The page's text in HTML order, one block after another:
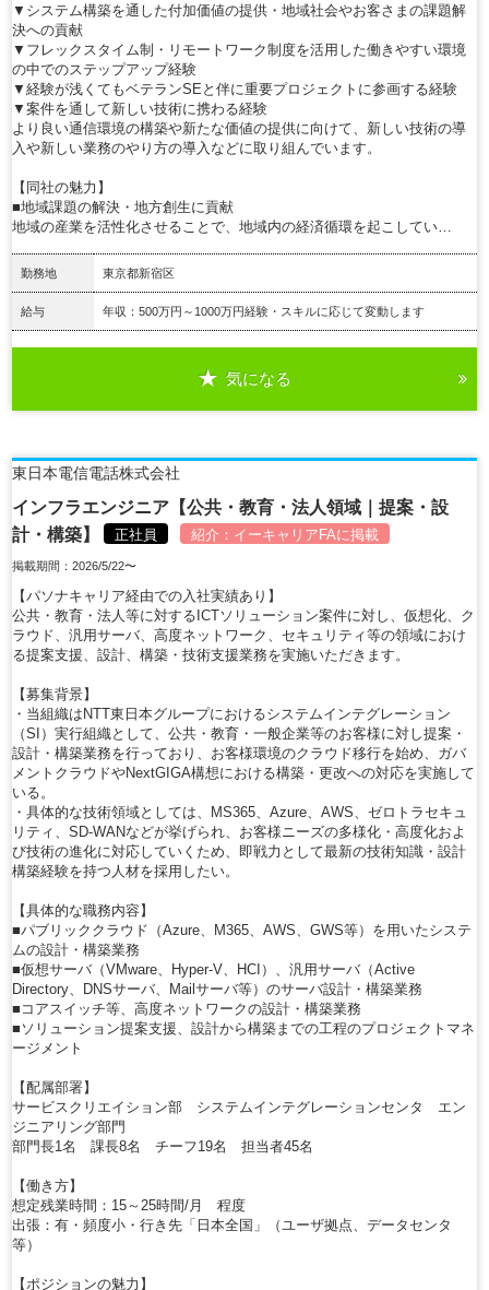
▼システム構築を通した付加価値の提供・地域社会やお客さまの課題解
決への貢献
▼フレックスタイム制・リモートワーク制度を活用した働きやすい環境
の中でのステップアップ経験
▼経験が浅くてもベテランSEと伴に重要プロジェクトに参画する経験
▼案件を通して新しい技術に携わる経験
より良い通信環境の構築や新たな価値の提供に向けて、新しい技術の導
入や新しい業務のやり方の導入などに取り組んでいます。
【同社の魅力】
■地域課題の解決・地方創生に貢献
地域の産業を活性化させることで、地域内の経済循環を起こしてい…
勤務地 東京都新宿区
給与 年収：500万円～1000万円経験・スキルに応じて変動します
気になる
東日本電信電話株式会社
インフラエンジニア【公共・教育・法人領域｜提案・設
計・構築】
正社員 紹介： イーキャリアFAに掲載
掲載期間：2026/5/22〜
【パソナキャリア経由での入社実績あり】
公共・教育・法人等に対するICTソリューション案件に対し、仮想化、ク
ラウド、汎用サーバ、高度ネットワーク、セキュリティ等の領域におけ
る提案支援、設計、構築・技術支援業務を実施いただきます。
【募集背景】
・当組織はNTT東日本グループにおけるシステムインテグレーション
（SI）実行組織として、公共・教育・一般企業等のお客様に対し提案・
設計・構築業務を行っており、お客様環境のクラウド移行を始め、ガバ
メントクラウドやNextGIGA構想における構築・更改への対応を実施して
いる。
・具体的な技術領域としては、MS365、Azure、AWS、ゼロトラセキュ
リティ、SD-WANなどが挙げられ、お客様ニーズの多様化・高度化およ
び技術の進化に対応していくため、即戦力として最新の技術知識・設計
構築経験を持つ人材を採用したい。
【具体的な職務内容】
■パブリッククラウド（Azure、M365、AWS、GWS等）を用いたシステ
ムの設計・構築業務
■仮想サーバ（VMware、Hyper-V、HCI）、汎用サーバ（Active
Directory、DNSサーバ、Mailサーバ等）のサーバ設計・構築業務
■コアスイッチ等、高度ネットワークの設計・構築業務
■ソリューション提案支援、設計から構築までの工程のプロジェクトマネ
ージメント
【配属部署】
サービスクリエイション部 システムインテグレーションセンタ エン
ジニアリング部門
部門長1名 課長8名 チーフ19名 担当者45名
【働き方】
想定残業時間：15～25時間/月 程度
出張：有・頻度小・行き先「日本全国」（ユーザ拠点、データセンタ
等）
【ポジションの魅力】